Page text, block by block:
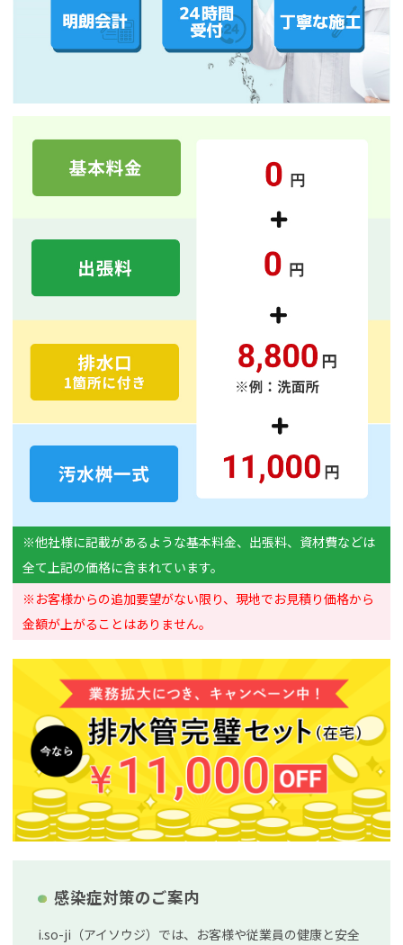
※他社様に記載があるような基本料金、出張料、資材費などは
全て上記の価格に含まれています。
※お客様からの追加要望がない限り、現地でお見積り価格から
金額が上がることはありません。
感染症対策のご案内
i.so-ji（アイソウジ）では、お客様や従業員の健康と安全